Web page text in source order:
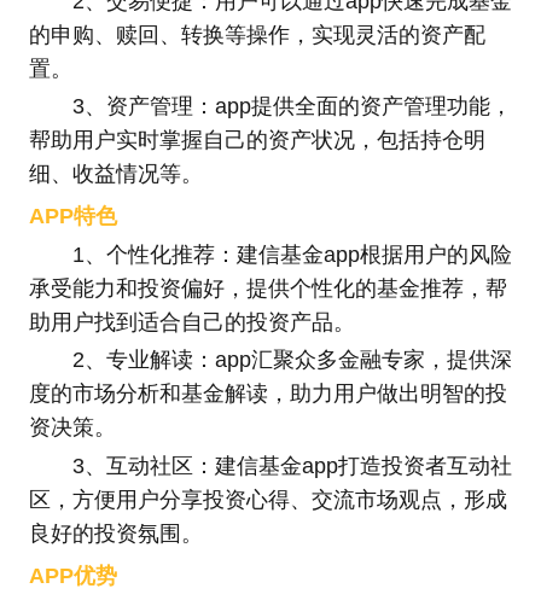
的申购、赎回、转换等操作，实现灵活的资产配
置。
3、资产管理：app提供全面的资产管理功能，
帮助用户实时掌握自己的资产状况，包括持仓明
细、收益情况等。
APP特色
1、个性化推荐：建信基金app根据用户的风险
承受能力和投资偏好，提供个性化的基金推荐，帮
助用户找到适合自己的投资产品。
2、专业解读：app汇聚众多金融专家，提供深
度的市场分析和基金解读，助力用户做出明智的投
资决策。
3、互动社区：建信基金app打造投资者互动社
区，方便用户分享投资心得、交流市场观点，形成
良好的投资氛围。
APP优势